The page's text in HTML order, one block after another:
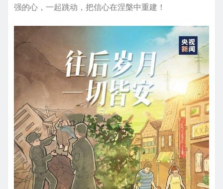
强的心，一起跳动，把信心在涅槃中重建！